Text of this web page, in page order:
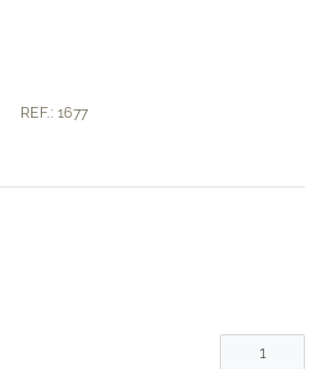
REF.: 1677